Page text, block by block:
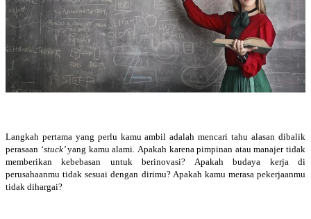
Langkah pertama yang perlu kamu ambil adalah mencari tahu alasan dibalik
perasaan ‘stuck’yang kamu alami.Apakah karena pimpinan atau manajer tidak
memberikan kebebasan untuk berinovasi? Apakah budaya kerja di
perusahaanmu tidak sesuai dengan dirimu? Apakah kamu merasa pekerjaanmu
tidak dihargai?